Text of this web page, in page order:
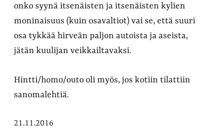
onko syynä itsenäisten ja itsenäisten kylien
moninaisuus (kuin osavaltiot) vai se, että suuri
osa tykkää hirveän paljon autoista ja aseista,
jätän kuulijan veikkailtavaksi.
Hintti/homo/outo oli myös, jos kotiin tilattiin
sanomalehtiä.
21.11.2016